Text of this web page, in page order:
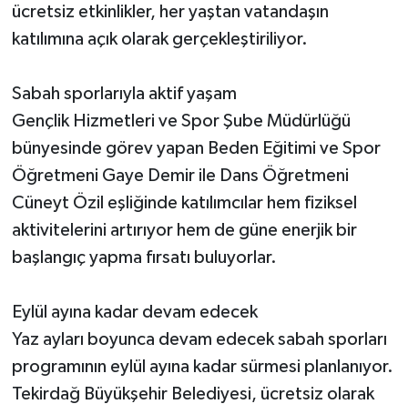
ücretsiz etkinlikler, her yaştan vatandaşın
katılımına açık olarak gerçekleştiriliyor.
Sabah sporlarıyla aktif yaşam
Gençlik Hizmetleri ve Spor Şube Müdürlüğü
bünyesinde görev yapan Beden Eğitimi ve Spor
Öğretmeni Gaye Demir ile Dans Öğretmeni
Cüneyt Özil eşliğinde katılımcılar hem fiziksel
aktivitelerini artırıyor hem de güne enerjik bir
başlangıç yapma fırsatı buluyorlar.
Eylül ayına kadar devam edecek
Yaz ayları boyunca devam edecek sabah sporları
programının eylül ayına kadar sürmesi planlanıyor.
Tekirdağ Büyükşehir Belediyesi, ücretsiz olarak